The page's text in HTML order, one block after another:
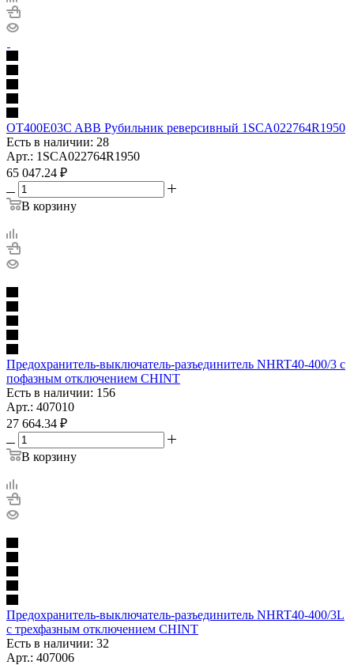
OT400E03C ABB Рубильник реверсивный 1SCA022764R1950
Есть в наличии: 28
Арт.: 1SCA022764R1950
65 047.24 ₽
В корзину
Предохранитель-выключатель-разъединитель NHRT40-400/3 с
пофазным отключением CHINT
Есть в наличии: 156
Арт.: 407010
27 664.34 ₽
В корзину
Предохранитель-выключатель-разъединитель NHRT40-400/3L
с трехфазным отключением CHINT
Есть в наличии: 32
Арт.: 407006